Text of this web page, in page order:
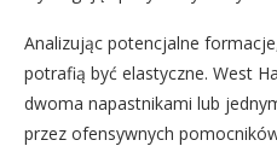
Analizując potencjalne
potrafią być elastyczne. West
dwoma napastnikami lub
przez ofensywnych